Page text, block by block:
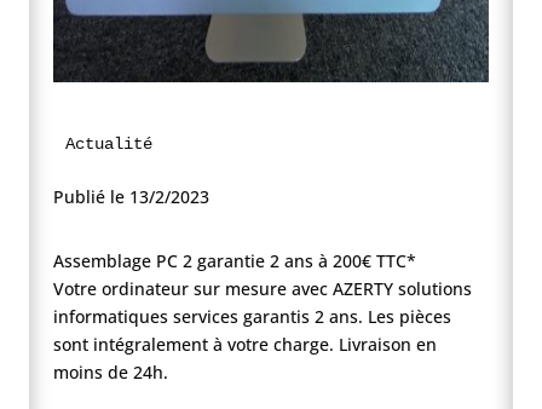
Actualité
Publié le 13/2/2023
Assemblage PC 2 garantie 2 ans à 200€ TTC*
Votre ordinateur sur mesure avec AZERTY solutions
informatiques services garantis 2 ans. Les pièces
sont intégralement à votre charge. Livraison en
moins de 24h.